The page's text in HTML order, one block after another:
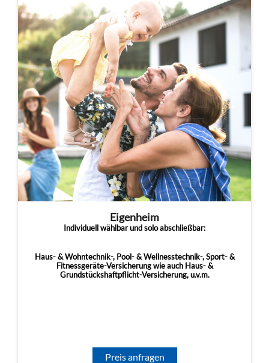
Eigenheim
Individuell wählbar und solo abschließbar:
Haus- & Wohntechnik-, Pool- & Wellnesstechnik-, Sport- &
Fitnessgeräte-Versicherung wie auch Haus- &
Grundstückshaftpflicht-Versicherung, u.v.m.
Preis anfragen